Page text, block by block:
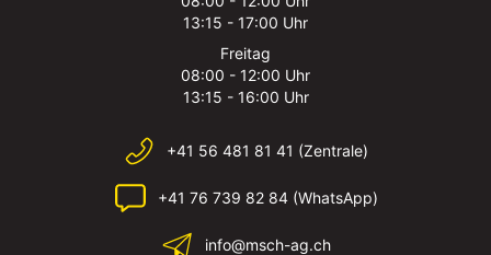
13:15 - 17:00 Uhr
Freitag
08:00 - 12:00 Uhr
13:15 - 16:00 Uhr
+41 56 481 81 41 (Zentrale)
+41 76 739 82 84 (WhatsApp)
info@msch-ag.ch